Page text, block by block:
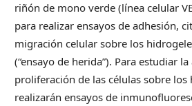
riñón de mono verde (línea celular
para realizar ensayos de adhesión,
migración celular sobre los
(“ensayo de herida”). Para estudiar
proliferación de las células sobre los
realizarán ensayos de